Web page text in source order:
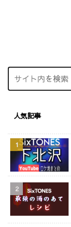
人気記事